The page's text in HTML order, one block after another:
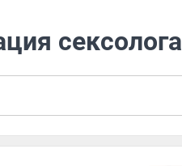
сексолога